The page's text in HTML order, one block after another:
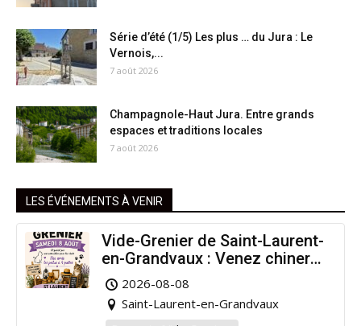
Série d’été (1/5) Les plus … du Jura : Le
Vernois,...
7 août 2026
Champagnole-Haut Jura. Entre grands
espaces et traditions locales
7 août 2026
LES ÉVÉNEMENTS À VENIR
Vide-Grenier de Saint-Laurent-
en-Grandvaux : Venez chiner
pour la bonne cause !
2026-08-08
Saint-Laurent-en-Grandvaux